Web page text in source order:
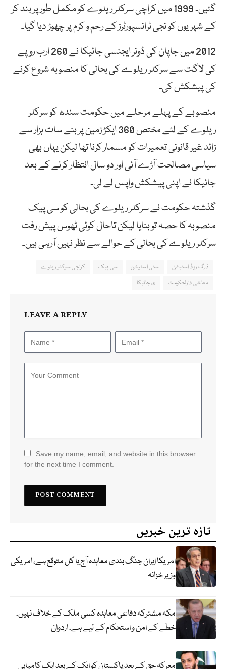
گئیں۔ 1999 میں کراچی سرکلر ریلوے کو مکمل طور پر بند کر
کے شہریوں کو نجی ٹرانسپورٹرز کے رحم و کرم پر چھوڑ دیا گیا۔
2012 میں جاپان کی ڈونر ایجنسی جائیکا نے 260 ارب روپے
کی لاگت سے سرکلر ریلوے کی بحالی کا منصوبہ شروع کرنے
کی پیشکش کی۔
منصوبے کے پہلے مرحلے میں حکومت سندھ کو سرکلر
ریلوے کے لئے مختص 360 ایکڑ زمین پر بنے سات ہزار سے
زائد غیر قانونی تعمیرات کو مسمار کرنا تھا لیکن یہاں بھی
سیاسی مصالحت آڑے آئی اور دو سال انتظار کرنے کے بعد
جائیکا نے اپنی پیشکش واپس لے لی۔
گذشتہ حکومت نے سرکلر ریلوے کی بحالی کو سی پیک
منصوبہ کا حصہ تو بنایا لیکن تاحال کوئی ٹھوس پیش رفت
سرکلر ریلوے کی بحالی کے حوالے سے نظر نہیں آرہی ہیں۔
ڈرگ روڈ اسٹیشن سٹی اسٹیشن سی پیک
کراچی سرکلر ریلوے
معاشی دارلحکومت
ی جائیکا
LEAVE A REPLY
Save my name, email, and website in this browser
for the next time I comment.
تازہ ترین خبریں
امریکا ایران جنگ بندی معاہدہ آج یا کل متوقع ہے، امریکی
وزیر خزانہ
مکہ مشترکہ دفاعی معاہدہ کسی ملک کے خلاف نہیں،
خطے کے امن و استحکام کے لیے ہے، اردوان
معرکہ حق کے بعد پاکستان کو ایک کے بعد ایک کامیابی